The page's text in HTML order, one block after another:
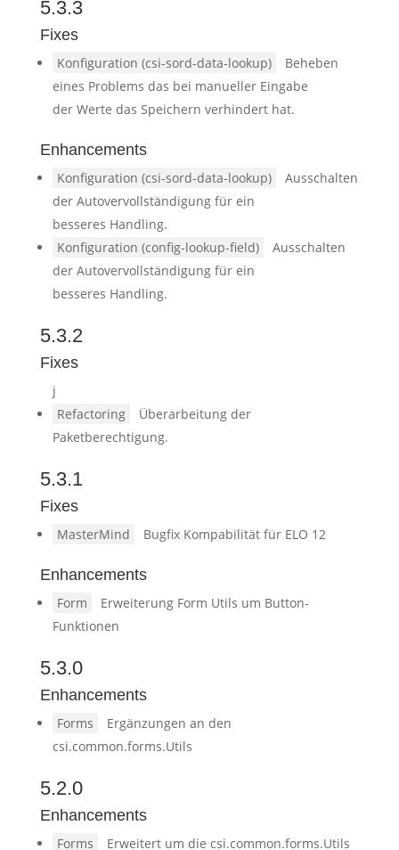
5.3.3
Fixes
Konfiguration (csi-sord-data-lookup)
Beheben
eines Problems das bei manueller Eingabe
der Werte das Speichern verhindert hat.
Enhancements
Konfiguration (csi-sord-data-lookup)
Ausschalten
der Autovervollständigung für ein
besseres Handling.
Konfiguration (config-lookup-field)
Ausschalten
der Autovervollständigung für ein
besseres Handling.
5.3.2
Fixes
j
Refactoring
Überarbeitung der
Paketberechtigung.
5.3.1
Fixes
MasterMind Bugfix Kompabilität für ELO 12
Enhancements
Form
Erweiterung Form Utils um Button-
Funktionen
5.3.0
Enhancements
Forms
Ergänzungen an den
csi.common.forms.Utils
5.2.0
Enhancements
Forms Erweitert um die csi.common.forms.Utils